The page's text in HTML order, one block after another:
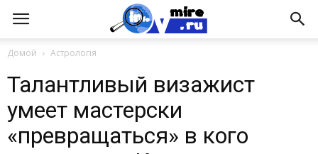
Домой Астрологія
Талантливый визажист
умеет мастерски
«превращаться» в кого